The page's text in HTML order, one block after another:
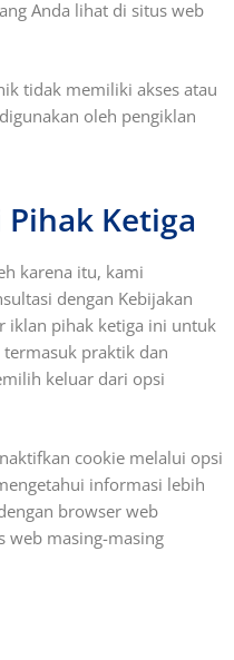
Anda lihat di situs web
tidak memiliki akses atau
oleh pengiklan
Ketiga
karena itu, kami
dengan Kebijakan
iklan pihak ketiga ini untuk
praktik dan
keluar dari opsi
cookie melalui opsi
informasi lebih
browser web
web masing-masing